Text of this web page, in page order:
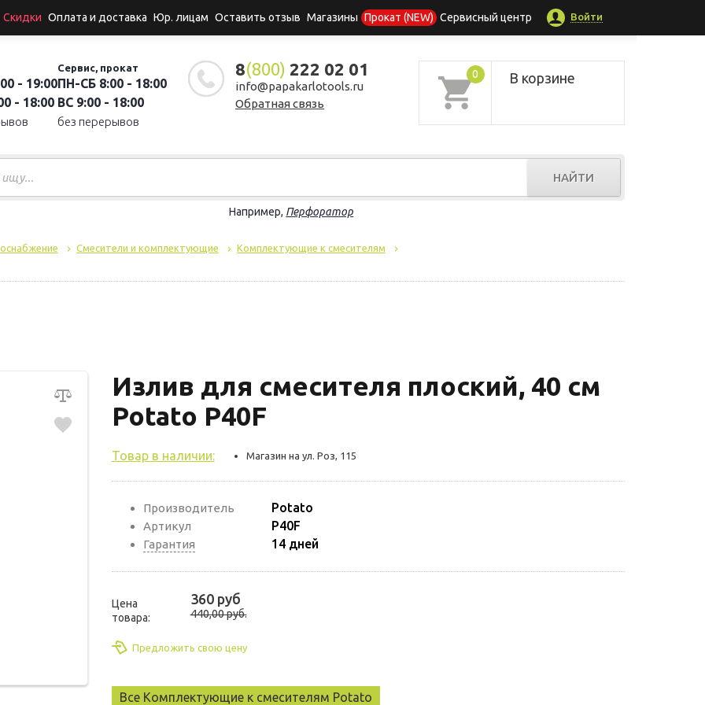
Скидки Оплата и доставка Юр. лицам Оставить отзыв Магазины Прокат (NEW) Сервисный центр Войти
- 19:00
- 18:00
Сервис, прокат
ПН-СБ 8:00 - 18:00
ВС 9:00 - 18:00
без перерывов
8(800) 222 02 01
info@papakarlotools.ru
Обратная связь
0 В корзине
НАЙТИ
Например, Перфоратор
Смесители и комплектующие
Комплектующие к смесителям
Излив для смесителя плоский, 40 cм
Potato P40F
Товар в наличии: Магазин на ул. Роз, 115
Производитель Potato
Артикул P40F
Гарантия 14 дней
Цена
товара:
360 руб
440,00 руб.
Предложить свою цену
Все Комплектующие к смесителям Potato